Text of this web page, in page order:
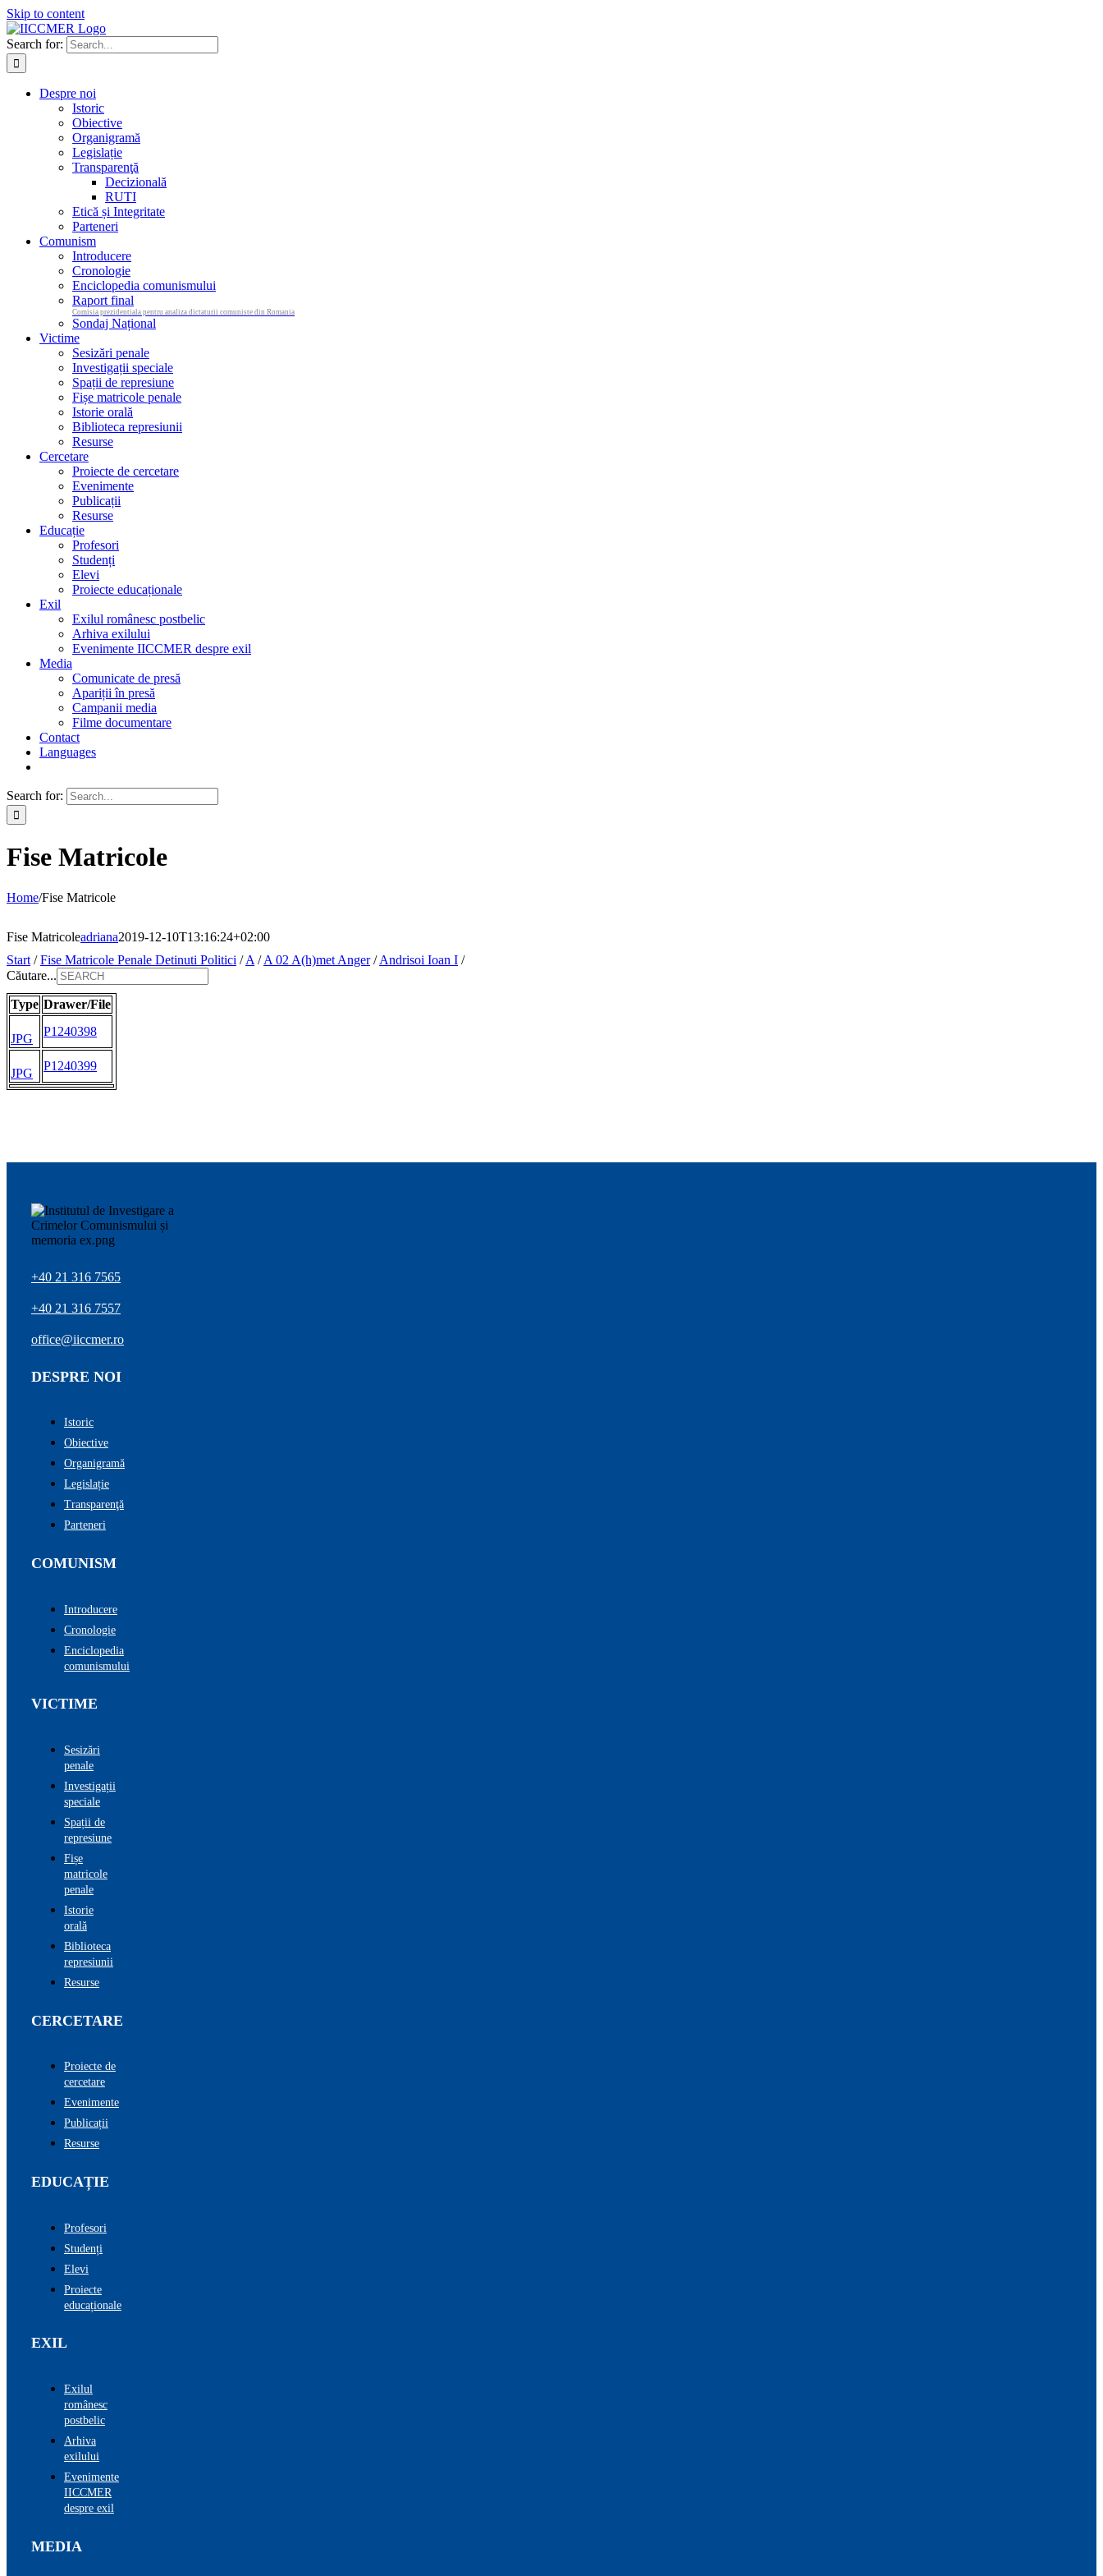
Skip to content
Search for:
Despre noi
Istoric
Obiective
Organigramă
Legislație
Transparenţă
Decizională
RUTI
Etică și Integritate
Parteneri
Comunism
Introducere
Cronologie
Enciclopedia comunismului
Raport final
Comisia prezidentiala pentru analiza dictaturii comuniste din Romania
Sondaj Național
Victime
Sesizări penale
Investigații speciale
Spații de represiune
Fișe matricole penale
Istorie orală
Biblioteca represiunii
Resurse
Cercetare
Proiecte de cercetare
Evenimente
Publicații
Resurse
Educație
Profesori
Studenți
Elevi
Proiecte educaționale
Exil
Exilul românesc postbelic
Arhiva exilului
Evenimente IICCMER despre exil
Media
Comunicate de presă
Apariții în presă
Campanii media
Filme documentare
Contact
Languages
Search for:
Fise Matricole
Home/Fise Matricole
Fise Matricoleadriana2019-12-10T13:16:24+02:00
Start /Fise Matricole Penale Detinuti Politici /A /A 02 A(h)met Anger/Andrisoi Ioan I /
Căutare...
Type Drawer/File
JPG
P1240398
JPG
P1240399
+40 21 316 7565
+40 21 316 7557
office@iiccmer.ro
DESPRE NOI
Istoric
Obiective
Organigramă
Legislație
Transparenţă
Parteneri
COMUNISM
Introducere
Cronologie
Enciclopedia
comunismului
VICTIME
Sesizări
penale
Investigații
speciale
Spații de
represiune
Fișe
matricole
penale
Istorie
orală
Biblioteca
represiunii
Resurse
CERCETARE
Proiecte de
cercetare
Evenimente
Publicații
Resurse
EDUCAȚIE
Profesori
Studenți
Elevi
Proiecte
educaționale
EXIL
Exilul
românesc
postbelic
Arhiva
exilului
Evenimente
IICCMER
despre exil
MEDIA